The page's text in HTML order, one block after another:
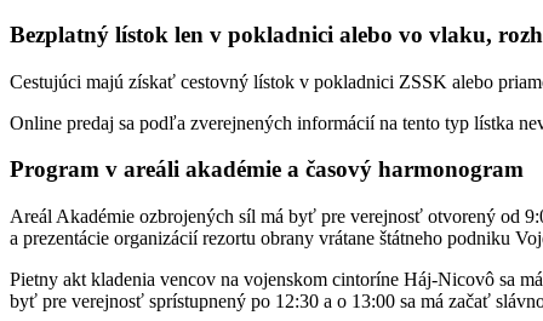
Bezplatný lístok len v pokladnici alebo vo vlaku,
Cestujúci majú získať cestovný lístok v pokladnici ZSSK alebo
Online predaj sa podľa zverejnených informácií na tento typ lístka
Program v areáli akadémie a časový harmonogram
Areál Akadémie ozbrojených síl má byť pre verejnosť otvorený od
a prezentácie organizácií rezortu obrany vrátane štátneho podniku
Pietny akt kladenia vencov na vojenskom cintoríne Háj-Nicovô sa
byť pre verejnosť sprístupnený po 12:30 a o 13:00 sa má začať